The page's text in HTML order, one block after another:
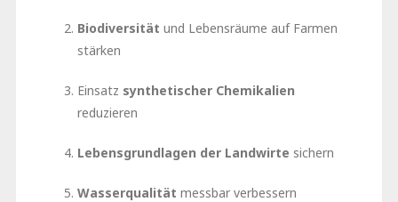
Biodiversität und Lebensräume auf Farmen
stärken
Einsatz synthetischer Chemikalien
reduzieren
Lebensgrundlagen der Landwirte sichern
Wasserqualität messbar verbessern